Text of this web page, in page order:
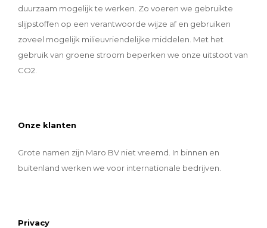
duurzaam mogelijk te werken. Zo voeren we gebruikte
slijpstoffen op een verantwoorde wijze af en gebruiken
zoveel mogelijk milieuvriendelijke middelen. Met het
gebruik van groene stroom beperken we onze uitstoot van
CO2.
Onze klanten
Grote namen zijn Maro BV niet vreemd. In binnen en
buitenland werken we voor internationale bedrijven.
Privacy